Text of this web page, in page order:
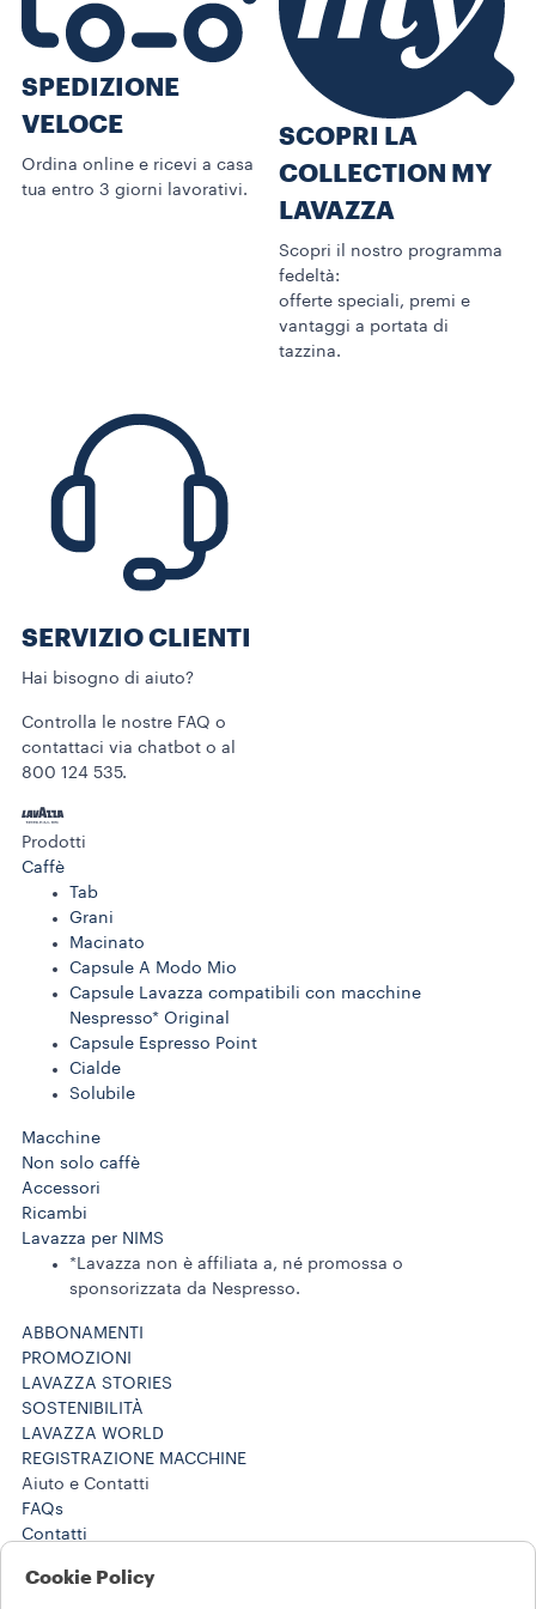
SPEDIZIONE
VELOCE
Ordina online e ricevi a casa
tua entro 3 giorni lavorativi.
SCOPRI LA
COLLECTION MY
LAVAZZA
Scopri il nostro programma
fedeltà:
offerte speciali, premi e
vantaggi a portata di
tazzina.
SERVIZIO CLIENTI​
Hai bisogno di aiuto?​
Controlla le nostre FAQ o
contattaci via chatbot o al
800 124 535.
Prodotti
Caffè
Tab
Grani
Macinato
Capsule A Modo Mio
Capsule Lavazza compatibili con macchine
Nespresso* Original
Capsule Espresso Point
Cialde
Solubile
Macchine
Non solo caffè
Accessori
Ricambi
Lavazza per NIMS
*Lavazza non è affiliata a, né promossa o
sponsorizzata da Nespresso.
ABBONAMENTI
PROMOZIONI
LAVAZZA STORIES
SOSTENIBILITÀ
LAVAZZA WORLD
REGISTRAZIONE MACCHINE
Aiuto e Contatti
FAQs
Contatti
800 124 535
Cookie Policy